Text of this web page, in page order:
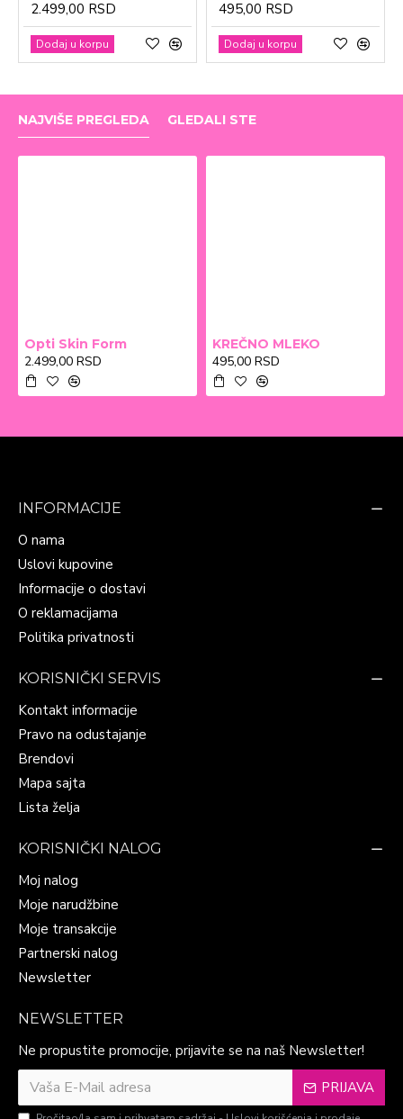
2.499,00 RSD
Dodaj u korpu
495,00 RSD
Dodaj u korpu
NAJVIŠE PREGLEDA GLEDALI STE
Opti Skin Form
2.499,00 RSD
KREČNO MLEKO
495,00 RSD
INFORMACIJE
O nama
Uslovi kupovine
Informacije o dostavi
O reklamacijama
Politika privatnosti
KORISNIČKI SERVIS
Kontakt informacije
Pravo na odustajanje
Brendovi
Mapa sajta
Lista želja
KORISNIČKI NALOG
Moj nalog
Moje narudžbine
Moje transakcije
Partnerski nalog
Newsletter
NEWSLETTER
Ne propustite promocije, prijavite se na naš Newsletter!
PRIJAVA